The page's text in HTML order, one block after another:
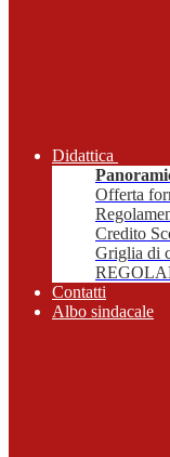
Didattica
Offerta
Credito
Griglia di
Contatti
Albo sindacale